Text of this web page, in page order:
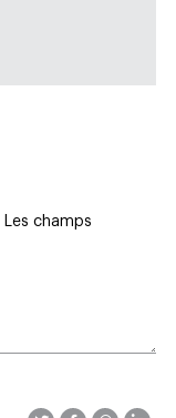
Les champs